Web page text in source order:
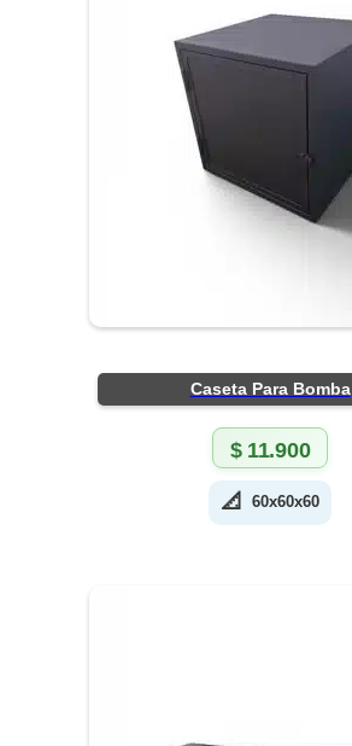
Caseta Para Bomba
$11.900
📐 60x60x60